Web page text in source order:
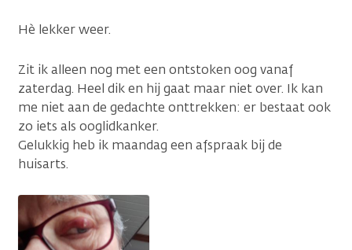
Hè lekker weer.
Zit ik alleen nog met een ontstoken oog vanaf
zaterdag. Heel dik en hij gaat maar niet over. Ik kan
me niet aan de gedachte onttrekken: er bestaat ook
zo iets als ooglidkanker.
Gelukkig heb ik maandag een afspraak bij de
huisarts.